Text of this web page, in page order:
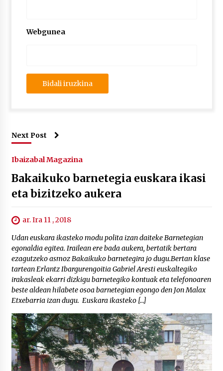
Webgunea
Next Post
Ibaizabal Magazina
Bakaikuko barnetegia euskara ikasi
eta bizitzeko aukera
ar. Ira 11 , 2018
Udan euskara ikasteko modu polita izan daiteke Barnetegian
egonaldia egitea. Irailean ere bada aukera, bertatik bertara
ezagutzeko asmoz Bakaikuko barnetegira jo dugu.Bertan klase
tartean Erlantz Ibargurengoitia Gabriel Aresti euskaltegiko
irakasleak ekarri dizkigu barnetegiko kontuak eta telefonoaren
beste aldean hilabete osoa barnetegian egongo den Jon Malax
Etxebarria izan dugu. Euskara ikasteko […]